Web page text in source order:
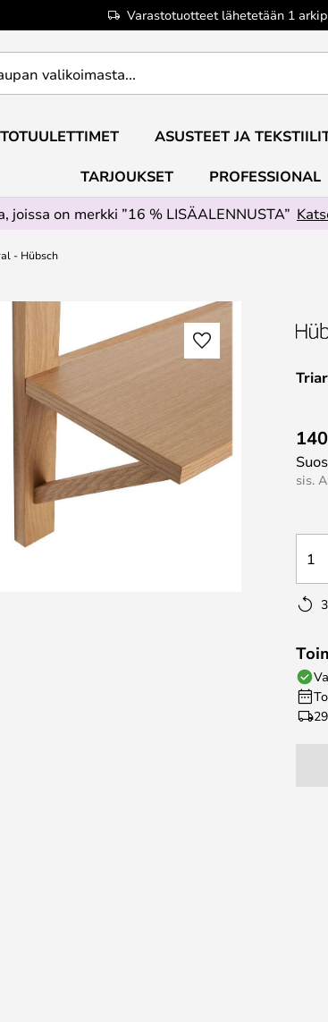
Varastotuotteet lähetetään 1
ASUSTEET JA
TARJOUKSET
PROFESSIONAL
joissa on merkki ”16 % LISÄALENNUSTA”
- Hübsch
sis.
1